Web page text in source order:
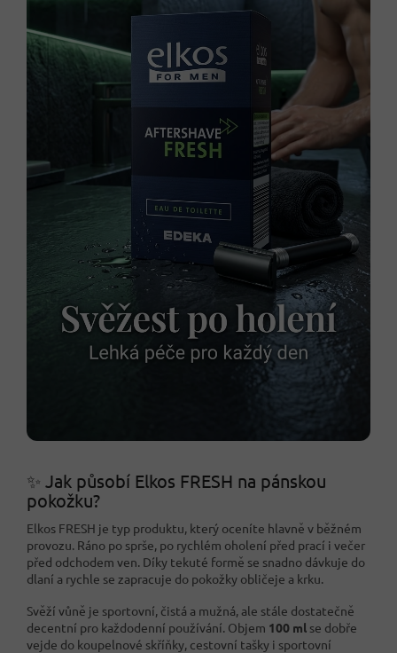
✨ Jak působí Elkos FRESH na pánskou
pokožku?
Elkos FRESH je typ produktu, který oceníte hlavně v běžném
provozu. Ráno po sprše, po rychlém oholení před prací i večer
před odchodem ven. Díky tekuté formě se snadno dávkuje do
dlaní a rychle se zapracuje do pokožky obličeje a krku.
Svěží vůně je sportovní, čistá a mužná, ale stále dostatečně
decentní pro každodenní používání. Objem 100 ml se dobře
vejde do koupelnové skříňky, cestovní tašky i sportovní